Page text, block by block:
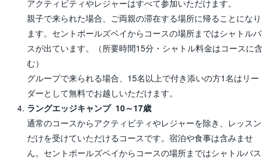
アクティビティやレジャーはすべて参加いただけます。
親子で来られた場合、ご両親の滞在する場所に帰ることになり
ます。セントポールズベイからコースの場所まではシャトルバ
スが出ています。（所要時間15分・シャトル料金はコースに含
む）
グループで来られる場合、15名以上で付き添いの方1名はリー
ダーとして無料でお越しいただけます。
ラングエッジキャンプ 10～17歳
通常のコースからアクティビティやレジャーを除き、レッスン
だけを受けていただけるコースです。宿泊や食事は含みませ
ん。セントポールズベイからコースの場所まではシャトルバス